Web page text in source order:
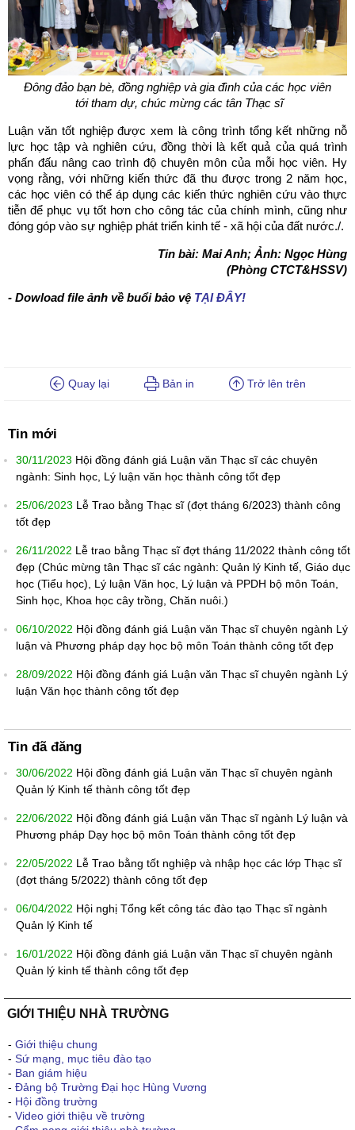
Đông đảo bạn bè, đồng nghiệp và gia đình của các học viên
tới tham dự, chúc mừng các tân Thạc sĩ
Luận văn tốt nghiệp được xem là công trình tổng kết những nỗ
lực học tập và nghiên cứu, đồng thời là kết quả của quá trình
phấn đấu nâng cao trình độ chuyên môn của mỗi học viên. Hy
vọng rằng, với những kiến thức đã thu được trong 2 năm học,
các học viên có thể áp dụng các kiến thức nghiên cứu vào thực
tiễn để phục vụ tốt hơn cho công tác của chính mình, cũng như
đóng góp vào sự nghiệp phát triển kinh tế - xã hội của đất nước./.
Tin bài: Mai Anh; Ảnh: Ngọc Hùng
(Phòng CTCT&HSSV)
- Dowload file ảnh về buổi bảo vệ TẠI ĐÂY!
Quay lại Bản in Trở lên trên
Tin mới
30/11/2023 Hội đồng đánh giá Luận văn Thạc sĩ các chuyên
ngành: Sinh học, Lý luận văn học thành công tốt đẹp
25/06/2023 Lễ Trao bằng Thạc sĩ (đợt tháng 6/2023) thành công
tốt đẹp
26/11/2022 Lễ trao bằng Thạc sĩ đợt tháng 11/2022 thành công tốt
đẹp (Chúc mừng tân Thạc sĩ các ngành: Quản lý Kinh tế, Giáo dục
học (Tiểu học), Lý luận Văn học, Lý luận và PPDH bộ môn Toán,
Sinh học, Khoa học cây trồng, Chăn nuôi.)
06/10/2022 Hội đồng đánh giá Luận văn Thạc sĩ chuyên ngành Lý
luận và Phương pháp dạy học bộ môn Toán thành công tốt đẹp
28/09/2022 Hội đồng đánh giá Luận văn Thạc sĩ chuyên ngành Lý
luận Văn học thành công tốt đẹp
Tin đã đăng
30/06/2022 Hội đồng đánh giá Luận văn Thạc sĩ chuyên ngành
Quản lý Kinh tế thành công tốt đẹp
22/06/2022 Hội đồng đánh giá Luận văn Thạc sĩ ngành Lý luận và
Phương pháp Dạy học bộ môn Toán thành công tốt đẹp
22/05/2022 Lễ Trao bằng tốt nghiệp và nhập học các lớp Thạc sĩ
(đợt tháng 5/2022) thành công tốt đẹp
06/04/2022 Hội nghị Tổng kết công tác đào tạo Thạc sĩ ngành
Quản lý Kinh tế
16/01/2022 Hội đồng đánh giá Luận văn Thạc sĩ chuyên ngành
Quản lý kinh tế thành công tốt đẹp
GIỚI THIỆU NHÀ TRƯỜNG
- Giới thiệu chung
- Sứ mạng, mục tiêu đào tạo
- Ban giám hiệu
- Đảng bộ Trường Đại học Hùng Vương
- Hội đồng trường
- Video giới thiệu về trường